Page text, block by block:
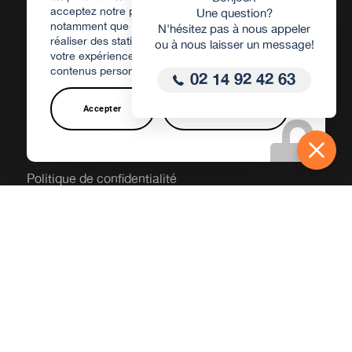
Voir aussi
Politique de confidentialité
acceptez notre politique de confidentialité et
notamment que des Cookies soient utilisés afin de
réaliser des statistiques d'audience, d'améliorer
votre expérience d'utilisateur et de vous offrir des
contenus personnalisés
Accepter
Une question?
N'hésitez pas à nous appeler
ou à nous laisser un message!
02 14 92 42 63